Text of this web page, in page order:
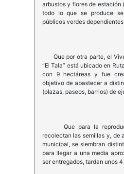
arbustos y flores de estación
todo lo que se produce
públicos verdes
Que por otra parte, el
“El Tala” está ubicado en
con 9 hectáreas y fue
objetivo de abastecer a
(plazas, paseos, barrios) de
Que para la
recolectan las semillas y, de
municipal, se siembran
para llegar a una media
ser entregados, tardan unos 4